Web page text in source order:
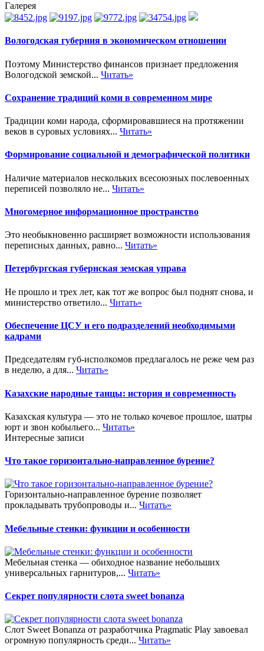
Галерея
Вологодская губерния в экономическом отношении
Поэтому Министерство финансов признает предложения
Вологодской земской... Читать»
Сохранение традиций коми в современном мире
Традиции коми народа, сформировавшиеся на протяжении
веков в суровых условиях... Читать»
Формирование социальной и демографической политики
Наличие материалов нескольких всесоюзных послевоенных
переписей позволяло не... Читать»
Многомерное информационное пространство
Это необыкновенно расширяет возможности использования
переписных данных, равно... Читать»
Петербургская губернская земская управа
Не прошло и трех лет, как тот же вопрос был поднят снова, и
министерство ответило... Читать»
Обеспечение ЦСУ и его подразделений необходимыми
кадрами
Председателям губ-исполкомов предлагалось не реже чем раз
в неделю, а для... Читать»
Казахские народные танцы: история и современность
Казахская культура — это не только кочевое прошлое, шатры
юрт и звон кобыльего... Читать»
Интересные записи
Что такое горизонтально-направленное бурение?
Горизонтально-направленное бурение позволяет
прокладывать трубопроводы и... Читать»
Мебельные стенки: функции и особенности
Мебельная стенка — обиходное название небольших
универсальных гарнитуров,... Читать»
Секрет популярности слота sweet bonanza
Слот Sweet Bonanza от разработчика Pragmatic Play завоевал
огромную популярность среди... Читать»